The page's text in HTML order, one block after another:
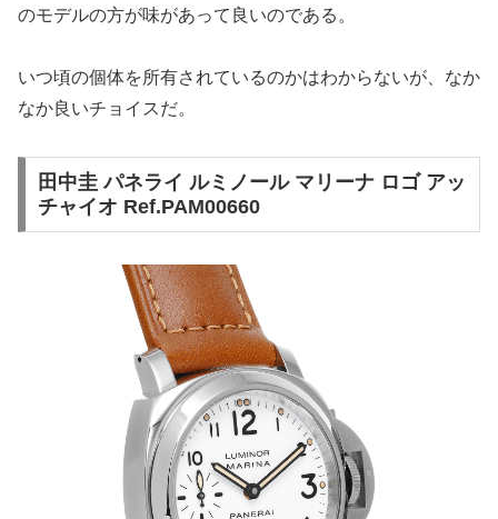
のモデルの方が味があって良いのである。
いつ頃の個体を所有されているのかはわからないが、なか
なか良いチョイスだ。
田中圭 パネライ ルミノール マリーナ ロゴ アッ
チャイオ Ref.PAM00660